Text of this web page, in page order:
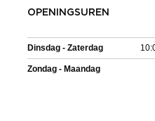
OPENINGSUREN
Dinsdag - Zaterdag
Zondag - Maandag